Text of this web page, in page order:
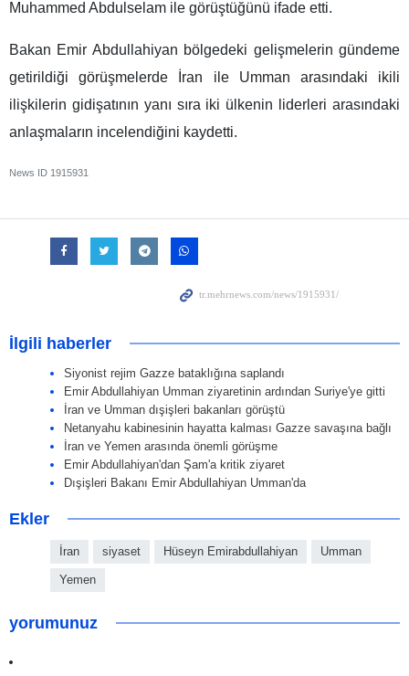
Muhammed Abdulselam ile görüştüğünü ifade etti.
Bakan Emir Abdullahiyan bölgedeki gelişmelerin gündeme
getirildiği görüşmelerde İran ile Umman arasındaki ikili
ilişkilerin gidişatının yanı sıra iki ülkenin liderleri arasındaki
anlaşmaların incelendiğini kaydetti.
News ID 1915931
İlgili haberler
Siyonist rejim Gazze bataklığına saplandı
Emir Abdullahiyan Umman ziyaretinin ardından Suriye'ye gitti
İran ve Umman dışişleri bakanları görüştü
Netanyahu kabinesinin hayatta kalması Gazze savaşına bağlı
İran ve Yemen arasında önemli görüşme
Emir Abdullahiyan'dan Şam'a kritik ziyaret
Dışişleri Bakanı Emir Abdullahiyan Umman'da
Ekler
İran siyaset Hüseyn Emirabdullahiyan Umman
Yemen
yorumunuz